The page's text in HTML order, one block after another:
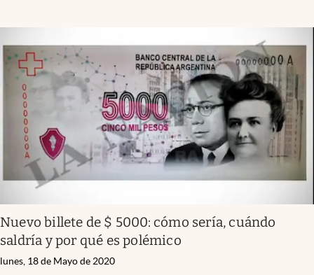
Nuevo billete de $ 5000: cómo sería, cuándo
saldría y por qué es polémico
lunes, 18 de Mayo de 2020